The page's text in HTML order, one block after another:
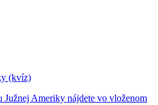
(kvíz)
Ameriky nájdete vo vloženom